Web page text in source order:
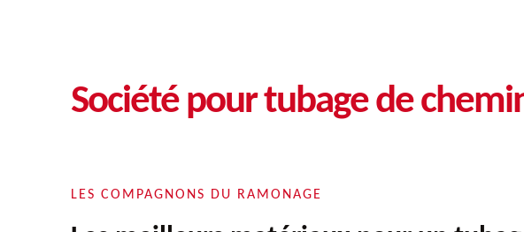
Société pour tubage de
LES COMPAGNONS DU RAMONAGE